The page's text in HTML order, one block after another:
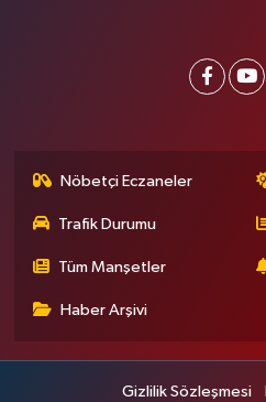
Nöbetçi Eczaneler
Trafik Durumu
Tüm Manşetler
Haber Arşivi
Gizlilik Sözleşmesi